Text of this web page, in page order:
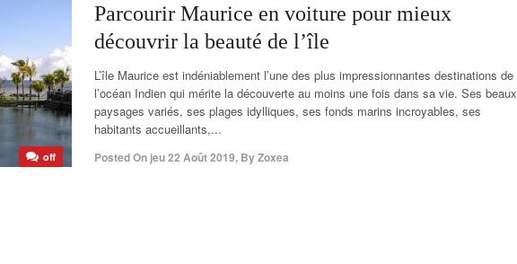
off
Parcourir Maurice en voiture pour mieux
découvrir la beauté de l’île
L’île Maurice est indéniablement l’une des plus impressionnantes destinations de
l’océan Indien qui mérite la découverte au moins une fois dans sa vie. Ses beaux
paysages variés, ses plages idylliques, ses fonds marins incroyables, ses
habitants accueillants,...
Posted On jeu 22 Août 2019, ByZoxea